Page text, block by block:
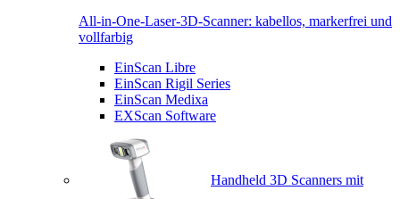
All-in-One-Laser-3D-Scanner: kabellos, markerfrei und
vollfarbig
EinScan Libre
EinScan Rigil Series
EinScan Medixa
EXScan Software
Handheld 3D Scanners mit